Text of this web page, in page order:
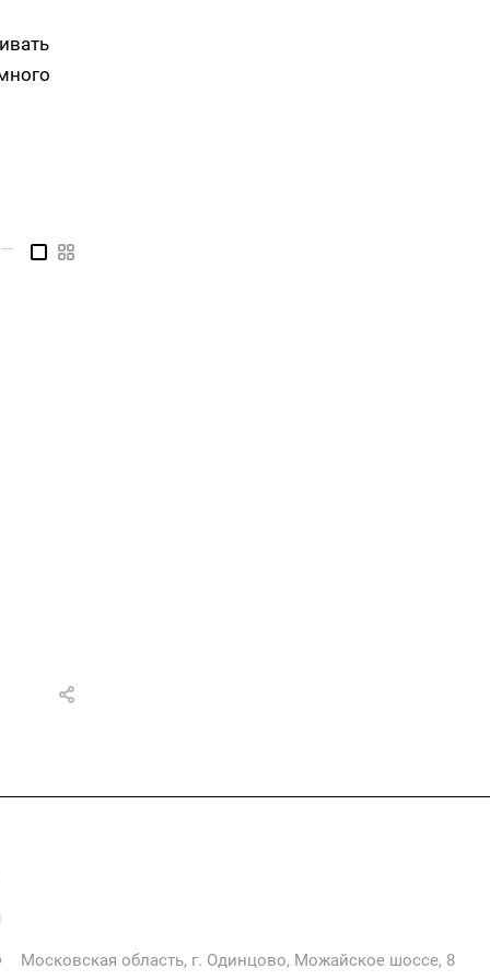
—
Московская область, г. Одинцово, Можайское шоссе, 8